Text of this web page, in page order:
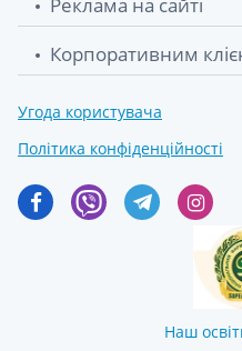
Корпоративним
Угода користувача
Політика конфіденційності
Наш